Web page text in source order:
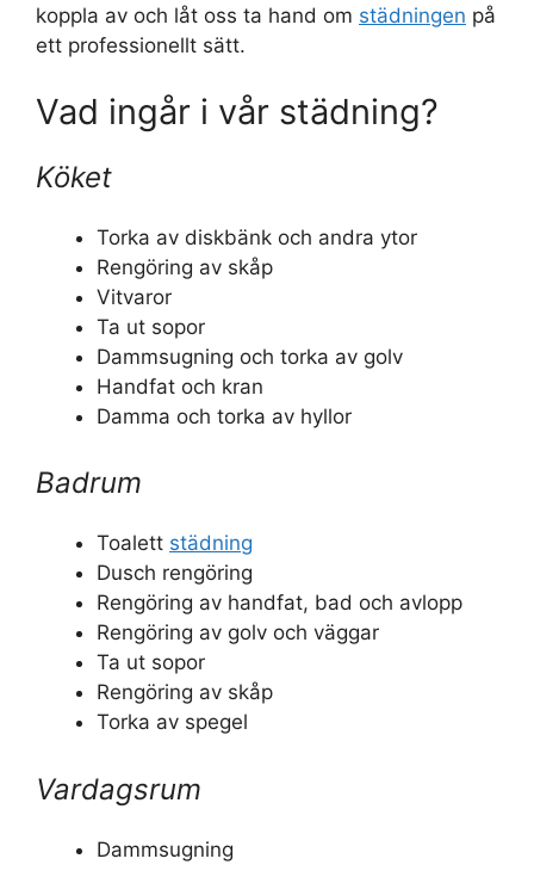
koppla av och låt oss ta hand om städningen på
ett professionellt sätt.
Vad ingår i vår städning?
Köket
Torka av diskbänk och andra ytor
Rengöring av skåp
Vitvaror
Ta ut sopor
Dammsugning och torka av golv
Handfat och kran
Damma och torka av hyllor
Badrum
Toalett städning
Dusch rengöring
Rengöring av handfat, bad och avlopp
Rengöring av golv och väggar
Ta ut sopor
Rengöring av skåp
Torka av spegel
Vardagsrum
Dammsugning